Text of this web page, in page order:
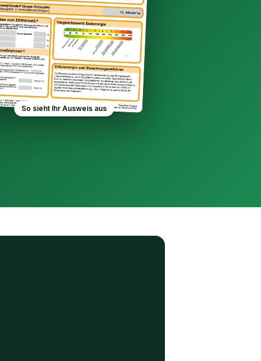
So sieht Ihr Ausweis aus